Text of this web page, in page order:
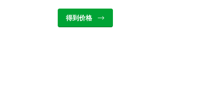
得到价格